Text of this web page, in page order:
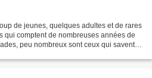
de jeunes, quelques adultes et de rares
qui comptent de nombreuses années de
peu nombreux sont ceux qui savent